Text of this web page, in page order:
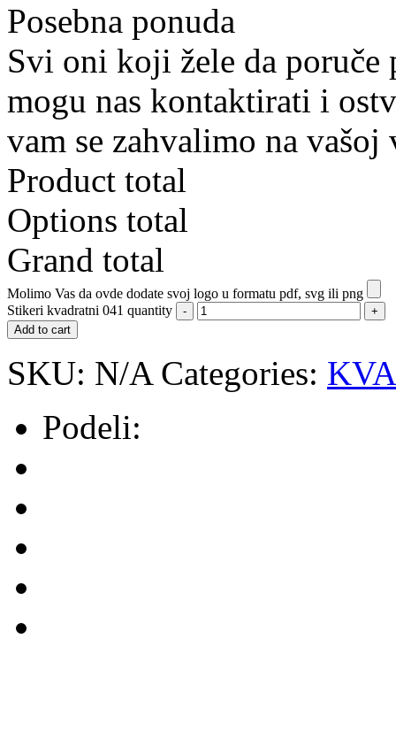
Posebna ponuda
Svi oni koji žele da poruče
mogu nas kontaktirati i
vam se zahvalimo na vašoj
Product total
Options total
Grand total
Molimo Vas da ovde dodate svoj logo u formatu pdf, svg ili png
Stikeri kvadratni 041 quantity
Add to cart
SKU: N/A Categories:
Podeli: